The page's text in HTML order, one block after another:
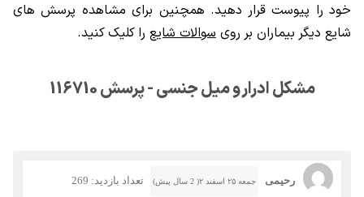
خود را پیوست قرار دهید. همچنین برای مشاهده پرسش های
شایع دیگر بیماران بر روی سوالات شایع را کلیک کنید.
مشکل ادرار و میل جنسی - پرسش 116710
رحیمی جمعه ۲۵ اسفند ۲( 2 سال پیش) تعداد بازدید: 269